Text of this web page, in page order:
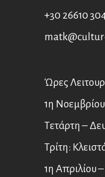
+30 26610
Ώρες
1η
Τετάρτη –
Τρίτη:
1η Απριλίου